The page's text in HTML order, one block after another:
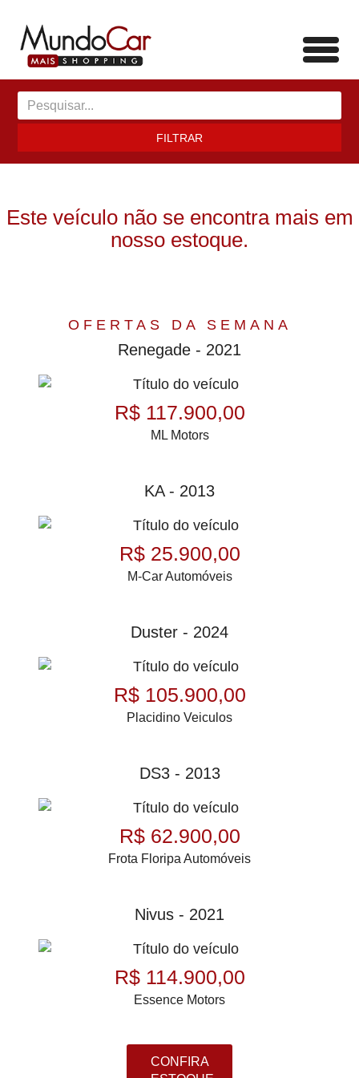
FILTRAR
Este veículo não se encontra mais em
nosso estoque.
OFERTAS DA SEMANA
Renegade - 2021
R$ 117.900,00
ML Motors
KA - 2013
R$ 25.900,00
M-Car Automóveis
Duster - 2024
R$ 105.900,00
Placidino Veiculos
DS3 - 2013
R$ 62.900,00
Frota Floripa Automóveis
Nivus - 2021
R$ 114.900,00
Essence Motors
CONFIRA